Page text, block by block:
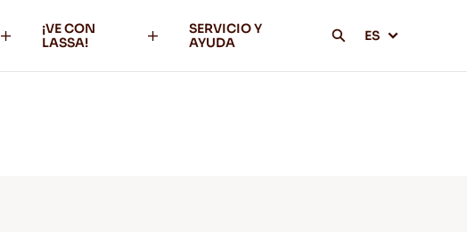
¡VE CON
LASSA!
SERVICIO Y
AYUDA
ES